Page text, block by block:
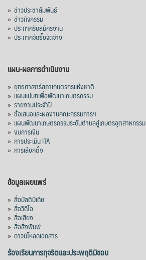
» ข่าวประชาสัมพันธ์
» ข่าวกิจกรรม
» ประกาศรับสมัครงาน
» ประกาศจัดซื้อจัดจ้าง
แผน-ผลการดำเนินงาน
» ยุทธศาสตร์สภาเกษตรกรแห่งชาติ
» แผนแม่บทเพื่อพัฒนาเกษตรกรรม
» รายงานประจำปี
» ข้อเสนอและผลงานคณะกรรมการฯ
» แผนพัฒนาเกษตรกรรมระดับตำบลสู่เกษตรอุตสาหกรรม
» งบการเงิน
» การประเมิน ITA
» การเลือกตั้ง
ข้อมูลเผยแพร่
» สื่อมัลติมีเดีย
» สื่อวิดีโอ
» สื่อเสียง
» สื่อสิ่งพิมพ์
» ดาวน์โหลดเอกสาร
ร้องเรียนการทุจริตและประพฤติมิชอบ